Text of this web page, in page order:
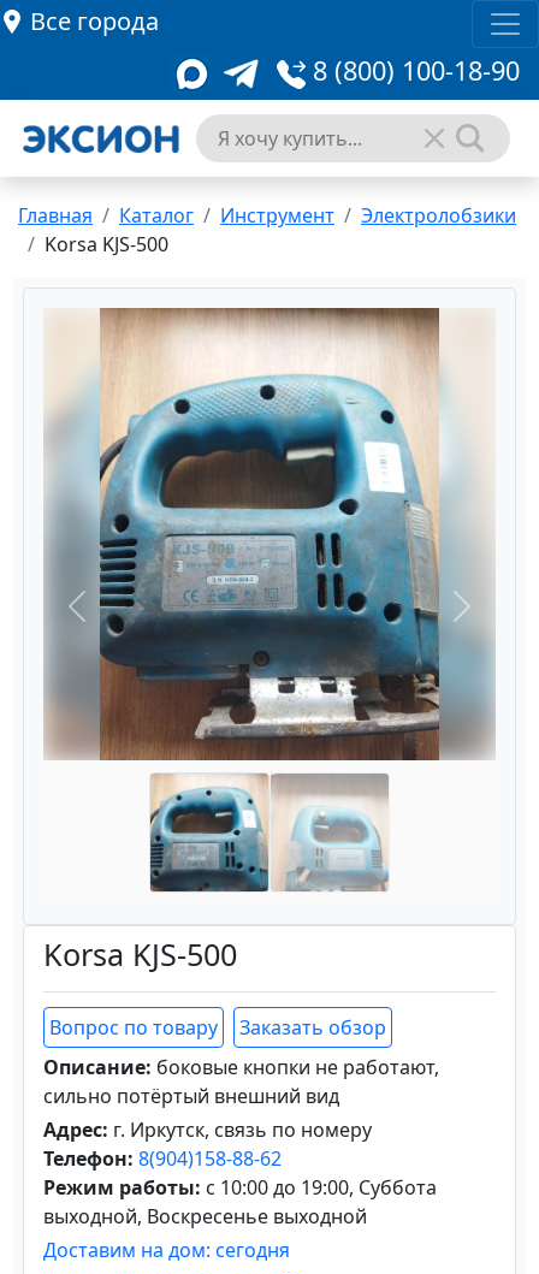
Все города
8 (800) 100-18-90
Главная Каталог Инструмент
Электролобзики
Korsa KJS-500
Назад Вперёд
Korsa KJS-500
Вопрос по товару
Заказать обзор
Описание: боковые кнопки не работают,
сильно потёртый внешний вид
Адрес: г. Иркутск, связь по номеру
Телефон: 8(904)158-88-62
Режим работы: с 10:00 до 19:00, Суббота
выходной, Воскресенье выходной
Доставим на дом: сегодня